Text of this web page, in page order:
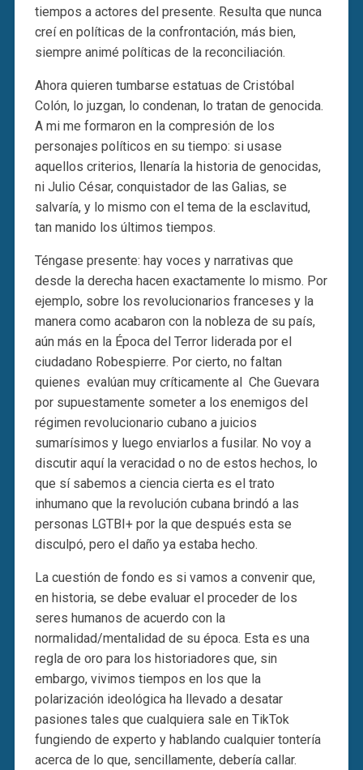
tiempos a actores del presente. Resulta que nunca
creí en políticas de la confrontación, más bien,
siempre animé políticas de la reconciliación.
Ahora quieren tumbarse estatuas de Cristóbal
Colón, lo juzgan, lo condenan, lo tratan de genocida.
A mi me formaron en la compresión de los
personajes políticos en su tiempo: si usase
aquellos criterios, llenaría la historia de genocidas,
ni Julio César, conquistador de las Galias, se
salvaría, y lo mismo con el tema de la esclavitud,
tan manido los últimos tiempos.
Téngase presente: hay voces y narrativas que
desde la derecha hacen exactamente lo mismo. Por
ejemplo, sobre los revolucionarios franceses y la
manera como acabaron con la nobleza de su país,
aún más en la Época del Terror liderada por el
ciudadano Robespierre. Por cierto, no faltan
quienes evalúan muy críticamente al Che Guevara
por supuestamente someter a los enemigos del
régimen revolucionario cubano a juicios
sumarísimos y luego enviarlos a fusilar. No voy a
discutir aquí la veracidad o no de estos hechos, lo
que sí sabemos a ciencia cierta es el trato
inhumano que la revolución cubana brindó a las
personas LGTBI+ por la que después esta se
disculpó, pero el daño ya estaba hecho.
La cuestión de fondo es si vamos a convenir que,
en historia, se debe evaluar el proceder de los
seres humanos de acuerdo con la
normalidad/mentalidad de su época. Esta es una
regla de oro para los historiadores que, sin
embargo, vivimos tiempos en los que la
polarización ideológica ha llevado a desatar
pasiones tales que cualquiera sale en TikTok
fungiendo de experto y hablando cualquier tontería
acerca de lo que, sencillamente, debería callar.